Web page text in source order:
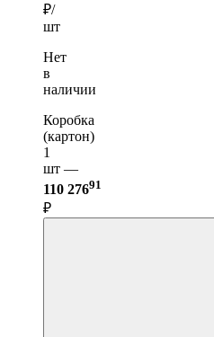
₽/
шт
Нет
в
наличии
Коробка
(картон)
1
шт —
110 27691
₽